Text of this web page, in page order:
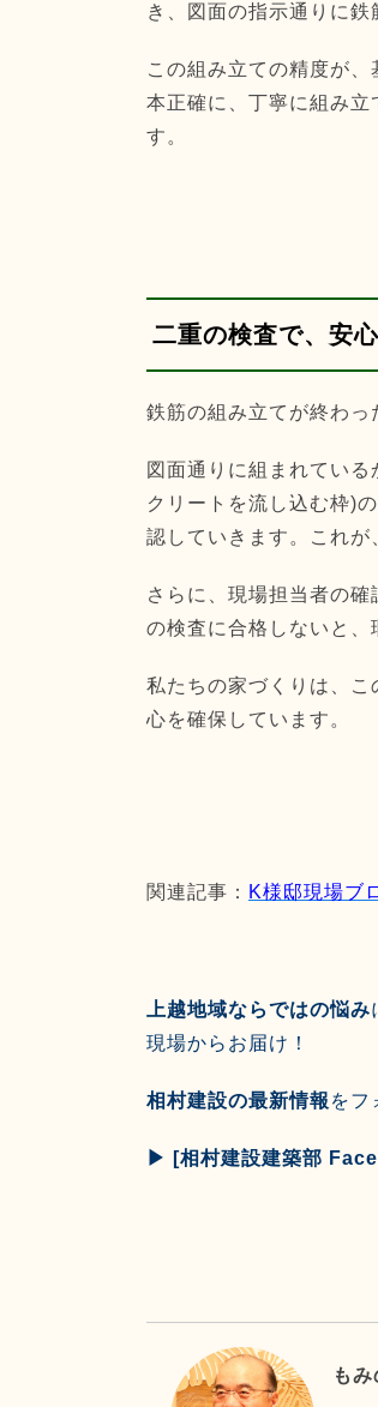
き、図面の指示通りに鉄
この組み立ての精度が
本正確に、丁寧に組み
す。
二重の検査で、安
鉄筋の組み立てが終わっ
図面通りに組まれてい
クリートを流し込む枠)
認していきます。これが
さらに、現場担当者の
の検査に合格しないと、
私たちの家づくりは、
心を確保しています。
関連記事： K様邸現場ブ
上越地域ならではの悩み
現場からお届け！
相村建設の最新情報 をフ
▶︎ [相村建設建築部
も